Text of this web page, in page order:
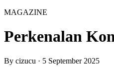
MAGAZINE
Perkenalan
By cizucu · 5 September 2025